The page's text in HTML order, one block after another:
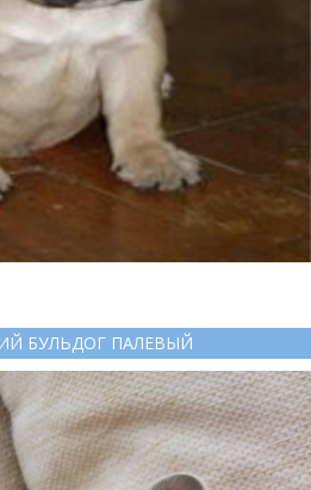
БУЛЬДОГ ПАЛЕВЫЙ